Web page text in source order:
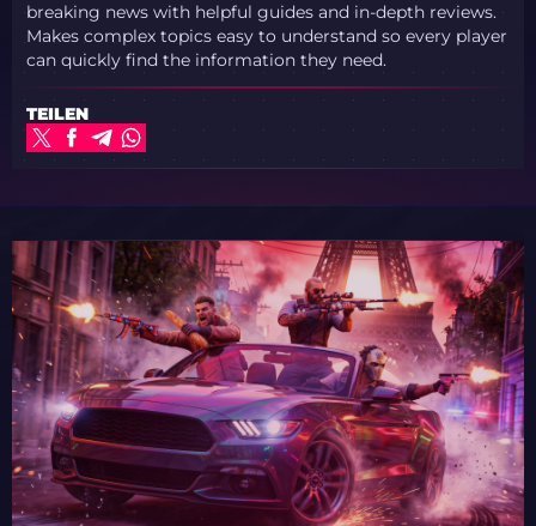
breaking news with helpful guides and in-depth reviews.
Makes complex topics easy to understand so every player
can quickly find the information they need.
TEILEN